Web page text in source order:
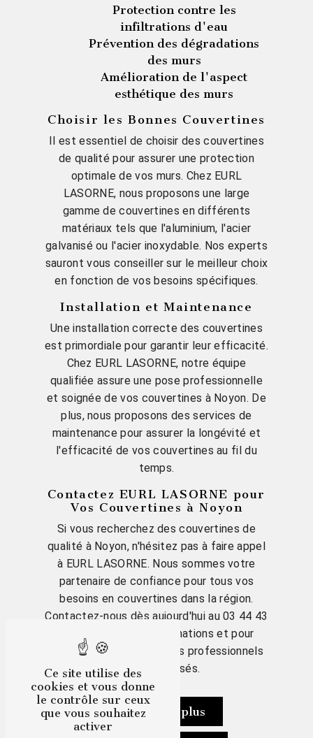
Protection contre les
infiltrations d'eau
Prévention des dégradations
des murs
Amélioration de l'aspect
esthétique des murs
Choisir les Bonnes Couvertines
Il est essentiel de choisir des couvertines
de qualité pour assurer une protection
optimale de vos murs. Chez EURL
LASORNE, nous proposons une large
gamme de couvertines en différents
matériaux tels que l'aluminium, l'acier
galvanisé ou l'acier inoxydable. Nos experts
sauront vous conseiller sur le meilleur choix
en fonction de vos besoins spécifiques.
Installation et Maintenance
Une installation correcte des couvertines
est primordiale pour garantir leur efficacité.
Chez EURL LASORNE, notre équipe
qualifiée assure une pose professionnelle
et soignée de vos couvertines à Noyon. De
plus, nous proposons des services de
maintenance pour assurer la longévité et
l'efficacité de vos couvertines au fil du
temps.
Contactez EURL LASORNE pour
Vos Couvertines à Noyon
Si vous recherchez des couvertines de
qualité à Noyon, n'hésitez pas à faire appel
à EURL LASORNE. Nous sommes votre
partenaire de confiance pour tous vos
besoins en couvertines dans la région.
Contactez-nous dès aujourd'hui au 03 44 43
23 20 pour plus d'informations et pour
bénéficier de nos services professionnels
et personnalisés.
En savoir plus
Ce site utilise des
cookies et vous donne
le contrôle sur ceux
que vous souhaitez
activer